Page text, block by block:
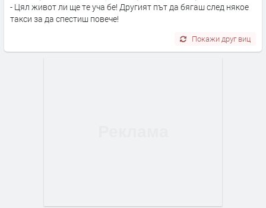
- Цял живот ли ще те уча бе! Другият път да бягаш след някое
такси за да спестиш повече!
Покажи друг виц